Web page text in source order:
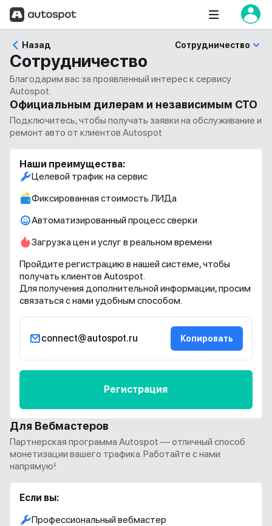
Назад Сотрудничество
Сотрудничество
Благодарим вас за проявленный интерес к сервису
Autospot.
Официальным дилерам и независимым СТО
Подключитесь, чтобы получать заявки на обслуживание и
ремонт авто от клиентов Autospot
Наши преимущества:
Целевой трафик на сервис
Фиксированная стоимость ЛИДа
Автоматизированный процесс сверки
Загрузка цен и услуг в реальном времени
Пройдите регистрацию в нашей системе, чтобы
получать клиентов Autospot.
Для получения дополнительной информации, просим
связаться с нами удобным способом.
connect@autospot.ru Копировать
Регистрация
Для Вебмастеров
Партнерская программа Autospot — отличный способ
монетизации вашего трафика. Работайте с нами
напрямую!
Если вы:
Профессиональный вебмастер